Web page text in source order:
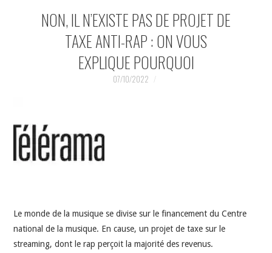
MUSIQUESACTUELLES.NET
GABBA GABBA HEY !
INDÉPENDANTS
DOKO
NON, IL N’EXISTE PAS DE PROJET DE
TAXE ANTI-RAP : ON VOUS
EXPLIQUE POURQUOI
07/10/2022
Le monde de la musique se divise sur le financement du Centre
national de la musique. En cause, un projet de taxe sur le
streaming, dont le rap perçoit la majorité des revenus.